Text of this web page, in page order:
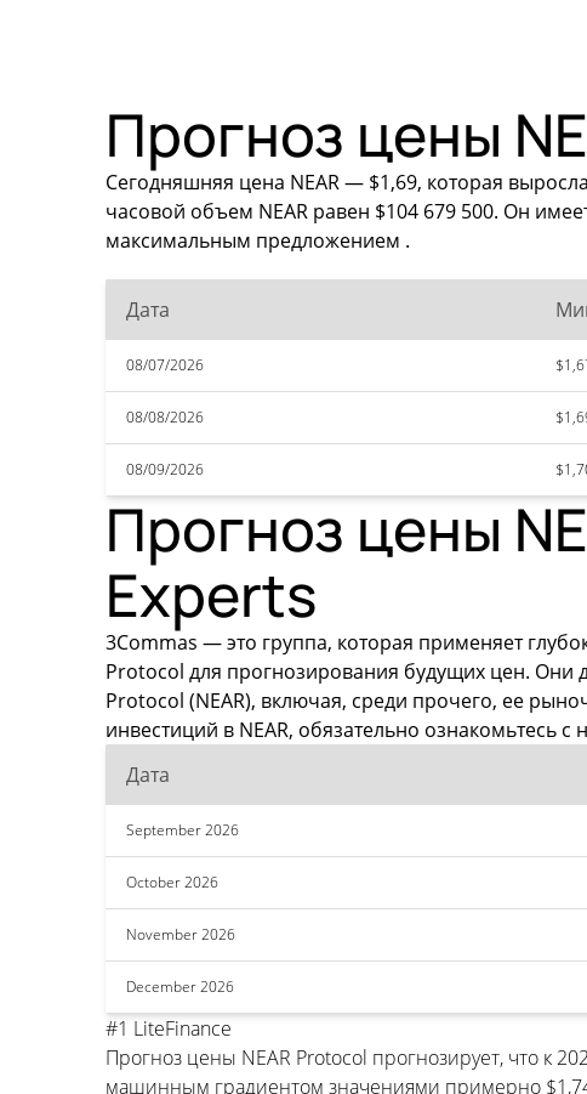
Прогноз цены
Сегодняшняя цена NEAR — $1,69, которая
часовой объем NEAR равен $104 679 500. Он
максимальным предложением .
Дата
08/07/2026
08/08/2026
08/09/2026
Прогноз цены
Experts
3Commas — это группа, которая применяет
Protocol для прогнозирования будущих цен.
Protocol (NEAR), включая, среди прочего, ее
инвестиций в NEAR, обязательно ознакомьтесь
Дата
September 2026
October 2026
November 2026
December 2026
#1 LiteFinance
Прогноз цены NEAR Protocol прогнозирует, что к
машинным градиентом значениями примерно